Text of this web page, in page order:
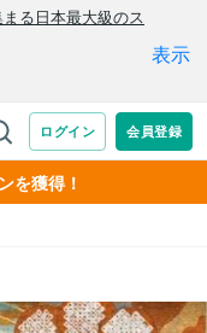
を獲得！